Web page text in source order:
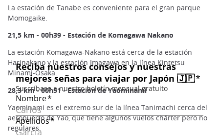
La estación de Tanabe es conveniente para el gran parque
Momogaike.
21,5 km - 00h39 - Estación de Komagawa Nakano
La estación Komagawa-Nakano está cerca de la estación
Harinakano y la estación Imagawa en la línea Kintetsu
Minami-Osaka.
28,3 km - 00h51 - Estación de Yaominami
Yaominami es el extremo sur de la línea Tanimachi cerca del
aeropuerto de Yao, que tiene algunos vuelos chárter pero no
regulares.